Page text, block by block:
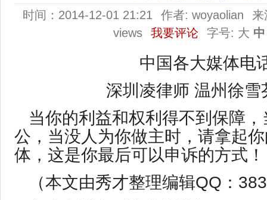
时间：2014-12-01 21:21 作者: woyaolian
views
我要评论 字号: 大 中
中国各大媒体电
深圳凌律师 温州徐雪
当你的利益和权利得不到保障
公，当没人为你做主时，请拿起
体，这是你最后可以申诉的方式！
（本文由秀才整理编辑QQ：